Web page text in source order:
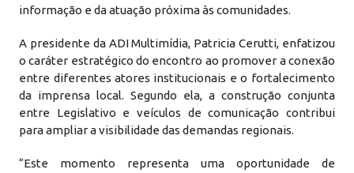
informação e da atuação próxima às comunidades.
A presidente da ADI Multimídia, Patricia Cerutti, enfatizou
o caráter estratégico do encontro ao promover a conexão
entre diferentes atores institucionais e o fortalecimento
da imprensa local. Segundo ela, a construção conjunta
entre Legislativo e veículos de comunicação contribui
para ampliar a visibilidade das demandas regionais.
“Este momento representa uma oportunidade de